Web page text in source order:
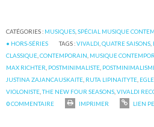
CATÉGORIES : MUSIQUES ,SPÉCIAL MUSIQUE
• HORS-SÉRIES
TAGS :VIVALDI ,QUATRE SAISONS
CLASSIQUE ,CONTEMPORAIN MUSIQUE
MAX RICHTER POSTMINIMALISTE
JUSTINA ZAJANCAUSKAITE RUTA LIPINAITYTE
VIOLONISTE ,THE NEW FOUR SEASONS ,VIVALDI
0COMMENTAIRE IMPRIMER LIEN